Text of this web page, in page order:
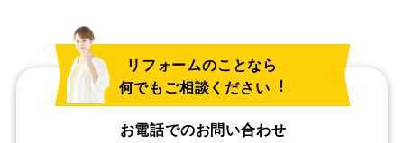
リフォームのことなら
何でもご相談ください︕
お電話でのお問い合わせ